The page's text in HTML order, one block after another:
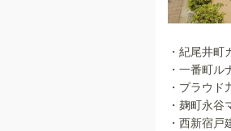
・紀尾井
・一番町ル
・プラウ
・麹町永谷
・西新宿戸